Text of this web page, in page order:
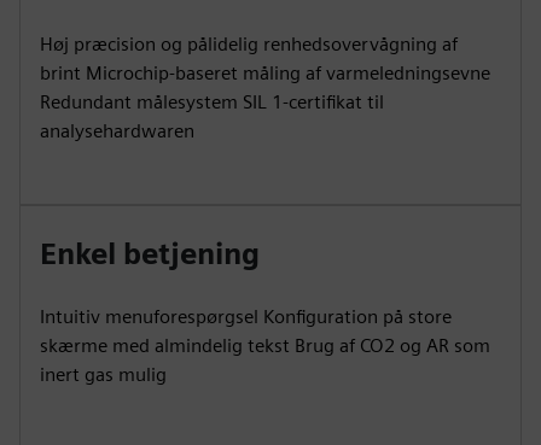
Høj præcision og pålidelig renhedsovervågning af
brint Microchip-baseret måling af varmeledningsevne
Redundant målesystem SIL 1-certifikat til
analysehardwaren
Enkel betjening
Intuitiv menuforespørgsel Konfiguration på store
skærme med almindelig tekst Brug af CO2 og AR som
inert gas mulig